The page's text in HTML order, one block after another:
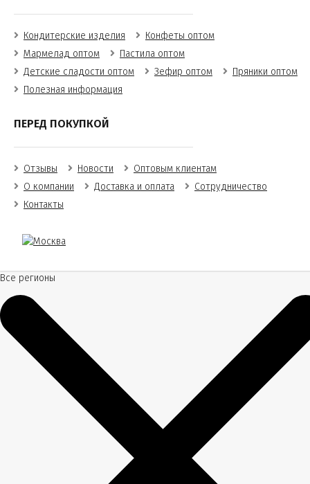
Кондитерские изделия
Конфеты оптом
Мармелад оптом
Пастила оптом
Детские сладости оптом
Зефир оптом
Пряники оптом
Полезная информация
ПЕРЕД ПОКУПКОЙ
Отзывы Новости
Оптовым клиентам
О компании
Доставка и оплата
Сотрудничество
Контакты
Все регионы